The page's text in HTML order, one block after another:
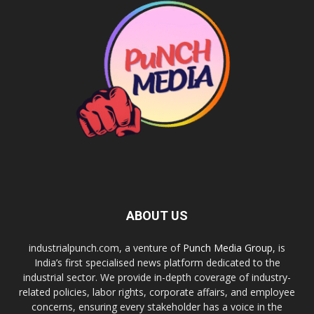
ABOUT US
industrialpunch.com, a venture of Punch Media Group, is
India’s first specialised news platform dedicated to the
industrial sector. We provide in-depth coverage of industry-
related policies, labor rights, corporate affairs, and employee
concerns, ensuring every stakeholder has a voice in the